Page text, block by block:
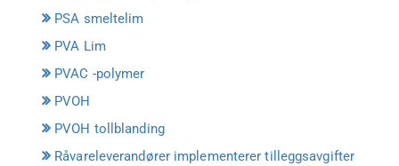
PSA smeltelim
PVA Lim
PVAC -polymer
PVOH
PVOH tollblanding
Råvareleverandører implementerer tilleggsavgifter